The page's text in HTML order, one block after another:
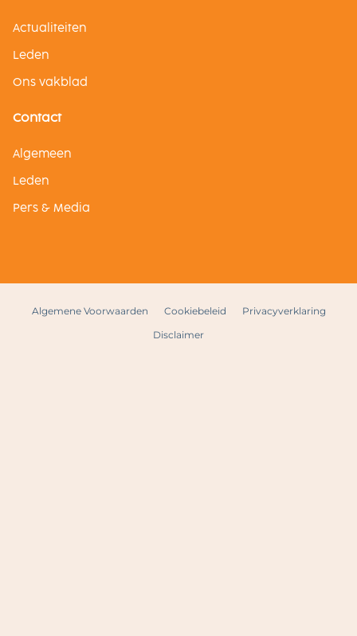
Actualiteiten
Leden
Ons vakblad
Contact
Algemeen
Leden
Pers & Media
Algemene Voorwaarden Cookiebeleid
Privacyverklaring
Disclaimer